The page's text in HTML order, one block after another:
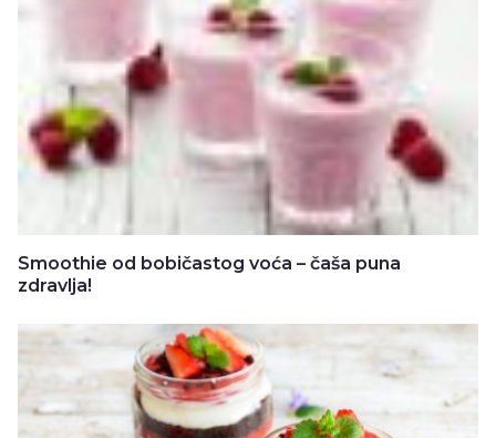
Smoothie od bobičastog voća – čaša puna
zdravlja!